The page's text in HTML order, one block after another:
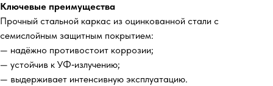
Ключевые преимущества
Прочный стальной каркас из оцинкованной стали с
семислойным защитным покрытием:
— надёжно противостоит коррозии;
— устойчив к УФ‑излучению;
— выдерживает интенсивную эксплуатацию.